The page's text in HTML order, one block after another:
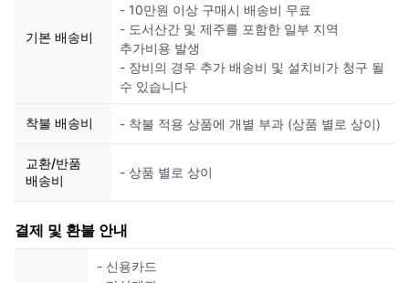
기본 배송비
- 10만원 이상 구매시 배송비 무료
- 도서산간 및 제주를 포함한 일부 지역
추가비용 발생
- 장비의 경우 추가 배송비 및 설치비가 청구 될
수 있습니다
착불 배송비 - 착불 적용 상품에 개별 부과 (상품 별로 상이)
교환/반품
배송비
- 상품 별로 상이
결제 및 환불 안내
- 신용카드